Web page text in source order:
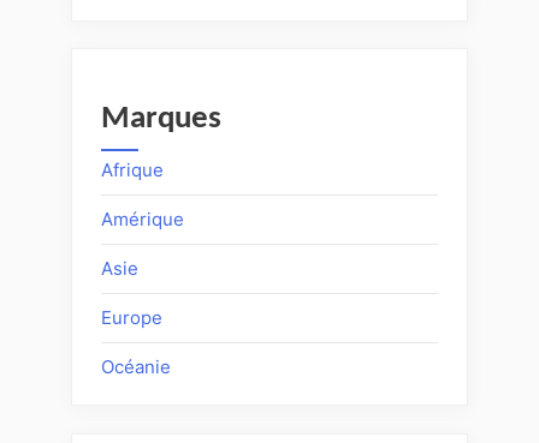
Marques
Afrique
Amérique
Asie
Europe
Océanie